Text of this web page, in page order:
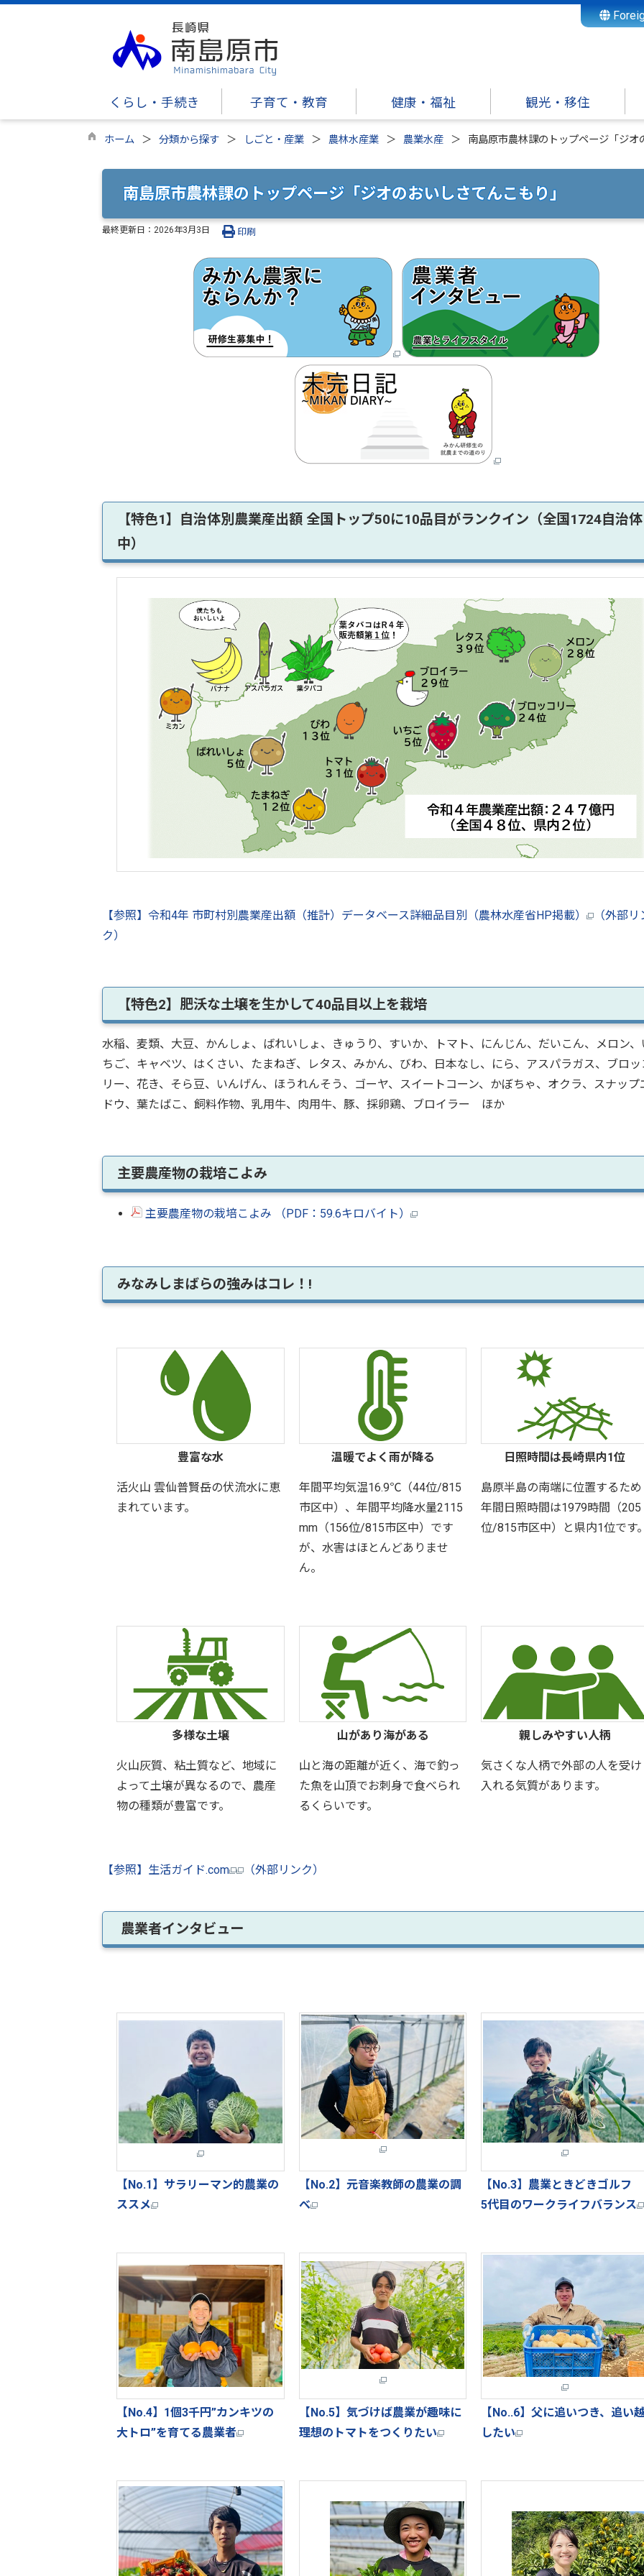
くらし・手続き 子育て・教育 健康・福祉 観光・移住
ホーム 分類から探す しごと・産業 農林水産業 農業水産 南島原市農林課のトップページ「ジオ
南島原市農林課のトップページ「ジオのおいしさてんこもり」
最終更新日： 2026年3月3日 印刷
【特色1】自治体別農業産出額 全国トップ50に10品目がランクイン（全国1724自治体
中）
【参照】令和4年 市町村別農業産出額（推計）データベース詳細品目別（農林水産省HP掲載）
（外部リ
ク）
【特色2】肥沃な土壌を生かして40品目以上を栽培
水稲、麦類、大豆、かんしょ、ばれいしょ、きゅうり、すいか、トマト、にんじん、だいこん、メロン、
ちご、キャベツ、はくさい、たまねぎ、レタス、みかん、びわ、日本なし、にら、アスパラガス、ブロッ
リー、花き、そら豆、いんげん、ほうれんそう、ゴーヤ、スイートコーン、かぼちゃ、オクラ、スナップ
ドウ、葉たばこ、飼料作物、乳用牛、肉用牛、豚、採卵鶏、ブロイラー ほか
主要農産物の栽培こよみ
主要農産物の栽培こよみ （PDF：59.6キロバイト）
みなみしまばらの強みはコレ！!
豊富な水
活火山 雲仙普賢岳の伏流水に恵
まれています。
温暖でよく雨が降る
年間平均気温16.9℃（44位/815
市区中）、年間平均降水量2115
mm（156位/815市区中）です
が、水害はほとんどありませ
ん。
日照時間は長崎県内1位
島原半島の南端に位置するため
年間日照時間は1979時間（205
位/815市区中）と県内1位です
多様な土壌
火山灰質、粘土質など、地域に
よって土壌が異なるので、農産
物の種類が豊富です。
山があり海がある
山と海の距離が近く、海で釣っ
た魚を山頂でお刺身で食べられ
るくらいです。
親しみやすい人柄
気さくな人柄で外部の人を受け
入れる気質があります。
【参照】生活ガイド.com （外部リンク）
農業者インタビュー
【No.1】 サラリーマン的農業の
ススメ
【No.2】元音楽教師の農業の調
べ
【No.3】農業ときどきゴルフ
5代目のワークライフバランス
【No.4】1個3千円”カンキツの
大トロ”を育てる農業者
【No.5】気づけば農業が趣味に
理想のトマトをつくりたい
【No..6】父に追いつき、追い
したい